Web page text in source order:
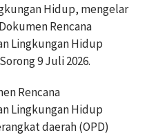
Hidup, mengelar
Rencana
Lingkungan Hidup
9 Juli 2026.
Rencana
Lingkungan Hidup
daerah (OPD)